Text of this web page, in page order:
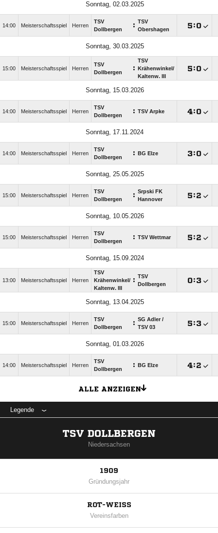
Sonntag, 02.03.2025
14:00 Meisterschaftsspiel Herren
TSV
Dollbergen
: TSV
Obershagen
:
Sonntag, 30.03.2025
15:00 Meisterschaftsspiel Herren
TSV
Dollbergen
:
TSV
Krähenwinkel/​
Kaltenw. III
:
Sonntag, 15.03.2026
14:00 Meisterschaftsspiel Herren
TSV
Dollbergen
: TSV Arpke :
Sonntag, 17.11.2024
14:00 Meisterschaftsspiel Herren
TSV
Dollbergen
: BG Elze :
Sonntag, 25.05.2025
15:00 Meisterschaftsspiel Herren
TSV
Dollbergen
: Srpski FK
Hannover
:
Sonntag, 10.05.2026
15:00 Meisterschaftsspiel Herren
TSV
Dollbergen
: TSV Wettmar :
Sonntag, 15.09.2024
13:00 Meisterschaftsspiel Herren
TSV
Krähenwinkel/​
Kaltenw. III
: TSV
Dollbergen
:
Sonntag, 13.04.2025
15:00 Meisterschaftsspiel Herren
TSV
Dollbergen
: SG Adler /​
TSV 03
:
Sonntag, 01.03.2026
14:00 Meisterschaftsspiel Herren
TSV
Dollbergen
: BG Elze :
ALLE ANZEIGEN
Legende
TSV DOLLBERGEN
Niedersachsen
1909
Gründungsjahr
ROT-WEISS
Vereinsfarben